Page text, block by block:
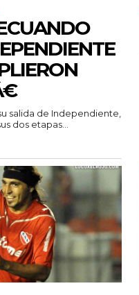
salida de Independiente,
dos etapas...